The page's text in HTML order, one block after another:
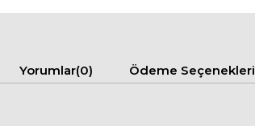
Yorumlar(0) Ödeme Seçenekleri